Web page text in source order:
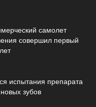
самолет
совершил первый
испытания препарата
зубов